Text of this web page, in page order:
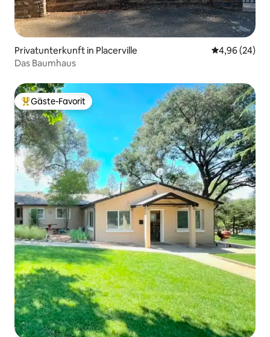
Privatunterkunft in Placerville
4,96 (24)
Das Baumhaus
Beliebter Gäste-Favorit.
Gäste-Favorit